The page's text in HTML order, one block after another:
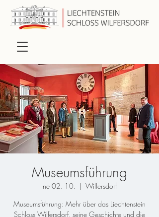
Museumsführung
ne 02. 10.
  |
Wilfersdorf
Museumsführung: Mehr über das Liechtenstein
Schloss Wilfersdorf, seine Geschichte und die